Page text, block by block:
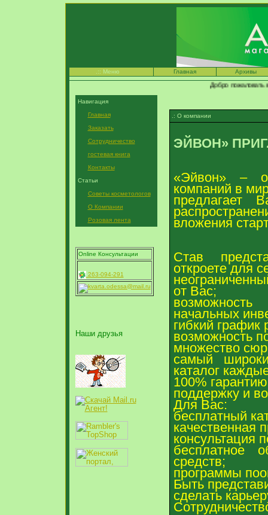
.:: Меню Главная
Архивы
Добро пожаловать в мир
Навигация
Главная
Заказать
Сотрудничество
гостевая книга
Контакты
Статьи
Советы косметологов
О Компании
Розовая лента
Online Консультации
263-094-291
kvarta.odessa@mail.ru
Наши друзья
.: О компании
ЭЙВОН»
«Эйвон» –
компаний в
предлагает
вложения
Став
откроете для
от Вас;
начальных
гибкий график
возможность
множество
самый
каталог
100%
поддержку и
Для Вас:
бесплатный
качественная
консультация
бесплатное
средств;
программы
Быть
сделать